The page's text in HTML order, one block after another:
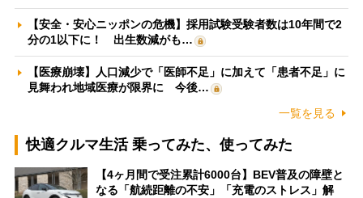
【安全・安心ニッポンの危機】採用試験受験者数は10年間で2
分の1以下に！ 出生数減がも…
【医療崩壊】人口減少で「医師不足」に加えて「患者不足」に
見舞われ地域医療が限界に 今後…
一覧を見る
快適クルマ生活 乗ってみた、使ってみた
【4ヶ月間で受注累計6000台】BEV普及の障壁と
なる「航続距離の不安」「充電のストレス」解